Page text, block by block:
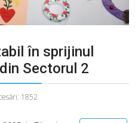
în sprijinul
Sectorul 2
1852